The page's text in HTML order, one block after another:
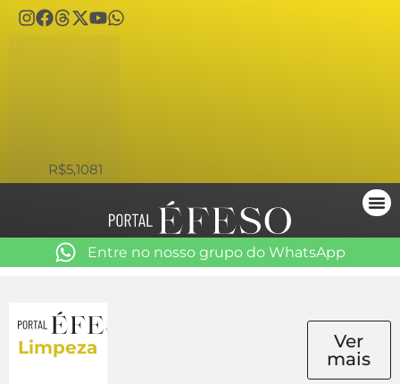
R$5,1081
Entre no nosso grupo do WhatsApp
Limpeza
Ver
mais